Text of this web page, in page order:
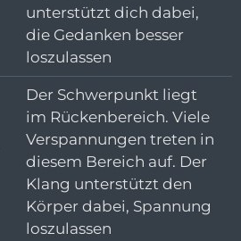
unterstützt dich dabei,
die Gedanken besser
loszulassen
Der Schwerpunkt liegt
im Rückenbereich. Viele
Verspannungen treten in
diesem Bereich auf. Der
Klang unterstützt den
Körper dabei, Spannung
loszulassen